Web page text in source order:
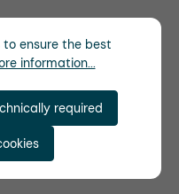
to ensure the best
information...
required